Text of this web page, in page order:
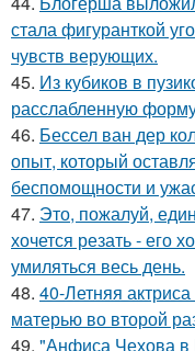
стала фигуранткой
чувств верующих.
45. Из кубиков в
расслабленную
46. Бессел ван дер
опыт, который
беспомощности и
47. Это, пожалуй,
хочется резать - его
умиляться весь день.
48. 40-Летняя
матерью во второй
49. "Анфиса Чехова